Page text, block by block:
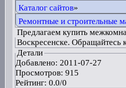
Каталог сайтов»
Ремонтные и строительные
Предлагаем купить
Воскресенске. Обращайтесь
Детали
Добавлено: 2011-07-27
Просмотров: 915
Рейтинг: 0.0/0